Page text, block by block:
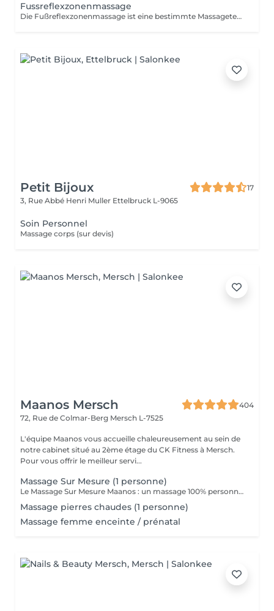
Fussreflexzonenmassage
Die Fußreflexzonenmassage ist eine bestimmte Massagetechnik, bei der man spezielle Bereiche der Fußsohle die sogenannten Fußreflexzonen massiert. Örtlich verbessert dies die Durchblutung des Fußes. Erdung, Wohlbefinden, Lebensqualität: Die Füße - unsere Wurzeln - zeigen wie und wo wir stehen. Ziel der Reflexzonenmassage ist es, den Körper ins Gleichgewicht zu bringen und Selbstheilungskräfte zu mobilisieren. Anwendungsbeispiele: Stress, Erschöpfung, Burnout, Verdauungsprobleme, Kopfschmerzen.
Petit Bijoux
17
3, Rue Abbé Henri Muller Ettelbruck L-9065
Soin Personnel
Massage corps (sur devis)
Maanos Mersch
404
72, Rue de Colmar-Berg Mersch L-7525
L'équipe Maanos vous accueille chaleureusement au sein de
notre cabinet situé au 2ème étage du CK Fitness à Mersch.
Pour vous offrir le meilleur servi...
Massage Sur Mesure (1 personne)
Le Massage Sur Mesure Maanos : un massage 100% personnalisé en fonction de vos besoins et de vos envies !
Massage pierres chaudes (1 personne)
Massage femme enceinte / prénatal